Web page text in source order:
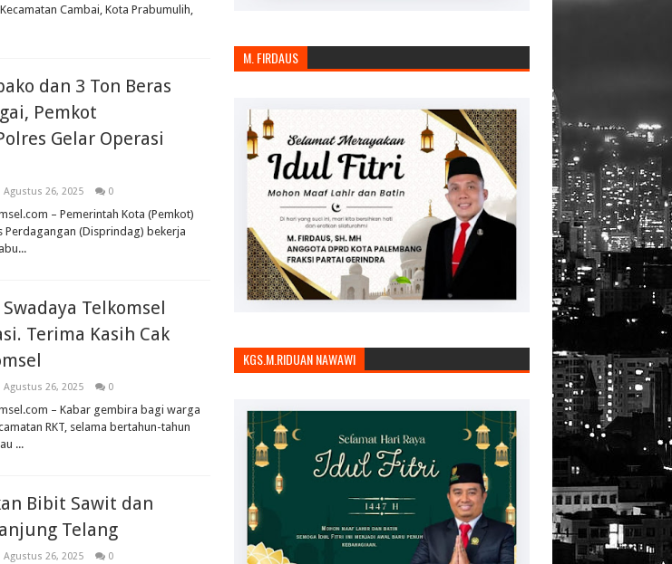
Cambai, Kota Prabumulih,
dan 3 Ton Beras
Pemkot
Gelar Operasi
Agustus 26, 2025 0
– Pemerintah Kota (Pemkot)
Perdagangan (Disprindag) bekerja
Telkomsel
Terima Kasih Cak
Agustus 26, 2025 0
– Kabar gembira bagi warga
RKT, selama bertahun-tahun
...
Bibit Sawit dan
Telang
Agustus 26, 2025 0
M. FIRDAUS
KGS.M.RIDUAN NAWAWI